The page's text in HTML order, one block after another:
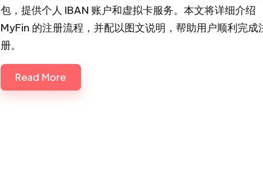
包，提供个人 IBAN 账户和虚拟卡服务。本文将详细介绍
MyFin 的注册流程，并配以图文说明，帮助用户顺利完成
册。
Read More